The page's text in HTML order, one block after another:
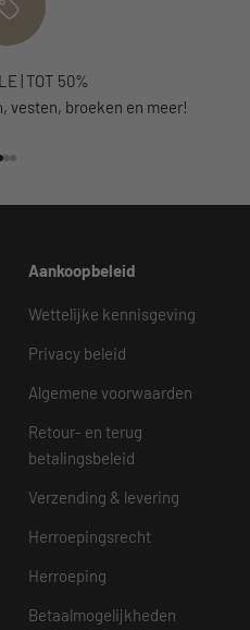
| TOT 50%
vesten, broeken en meer!
Aankoopbeleid
Wettelijke kennisgeving
Privacy beleid
Algemene voorwaarden
Retour- en terug
betalingsbeleid
Verzending & levering
Herroepingsrecht
Herroeping
Betaalmogelijkheden